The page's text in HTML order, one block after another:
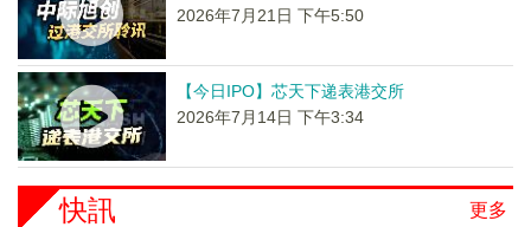
2026年7月21日 下午5:50
【今日IPO】芯天下递表港交所
2026年7月14日 下午3:34
更多
快訊